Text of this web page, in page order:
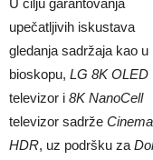
U cilju garantovanja
upečatljivih iskustava
gledanja sadržaja kao u
bioskopu, LG 8K OLED
televizor i 8K NanoCell
televizor sadrže Cinema
HDR, uz podršku za